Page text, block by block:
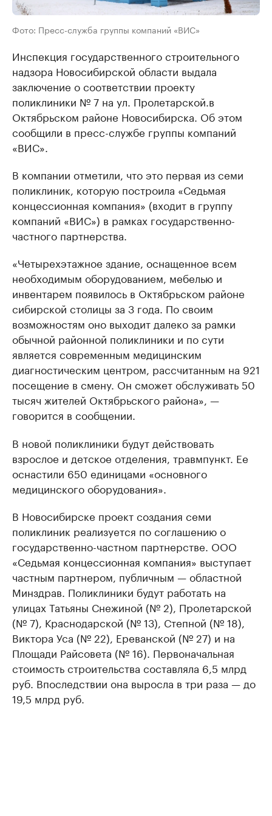
Фото: Пресс-служба группы компаний «ВИС»
Инспекция государственного строительного
надзора Новосибирской области выдала
заключение о соответствии проекту
поликлиники № 7 на ул. Пролетарской.в
Октябрьском районе Новосибирска. Об этом
сообщили в пресс-службе группы компаний
«ВИС».
В компании отметили, что это первая из семи
поликлиник, которую построила «Седьмая
концессионная компания» (входит в группу
компаний «ВИС») в рамках государственно-
частного партнерства.
«Четырехэтажное здание, оснащенное всем
необходимым оборудованием, мебелью и
инвентарем появилось в Октябрьском районе
сибирской столицы за 3 года. По своим
возможностям оно выходит далеко за рамки
обычной районной поликлиники и по сути
является современным медицинским
диагностическим центром, рассчитанным на 921
посещение в смену. Он сможет обслуживать 50
тысяч жителей Октябрьского района», —
говорится в сообщении.
В новой поликлиники будут действовать
взрослое и детское отделения, травмпункт. Ее
оснастили 650 единицами «основного
медицинского оборудования».
В Новосибирске проект создания семи
поликлиник реализуется по соглашению о
государственно-частном партнерстве. ООО
«Седьмая концессионная компания» выступает
частным партнером, публичным — областной
Минздрав. Поликлиники будут работать на
улицах Татьяны Снежиной (№ 2), Пролетарской
(№ 7), Краснодарской (№ 13), Степной (№ 18),
Виктора Уса (№ 22), Ереванской (№ 27) и на
Площади Райсовета (№ 16). Первоначальная
стоимость строительства составляла 6,5 млрд
руб. Впоследствии она выросла в три раза — до
19,5 млрд руб.